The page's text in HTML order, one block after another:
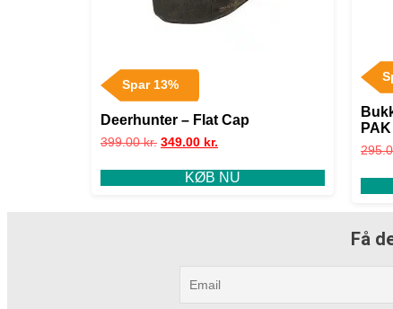
Spar 13%
Deerhunter – Flat Cap
399.00kr. 349.00 kr.
KØB NU
PAK
Få